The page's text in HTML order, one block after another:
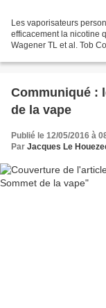
Les vaporisateurs
efficacement la nicotine
Wagener TL et al. Tob
Communiqué :
de la vape
Publié le 12/05/2016 à
Par Jacques Le